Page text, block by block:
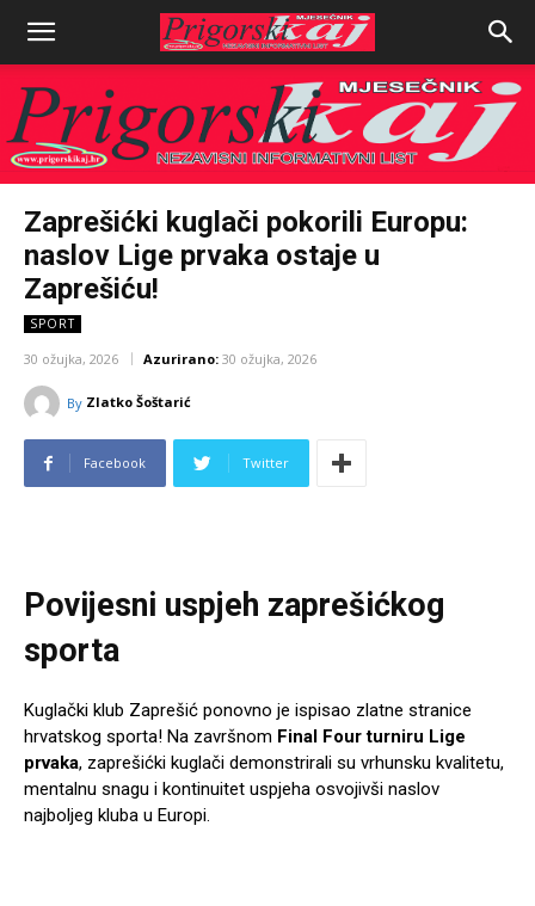
Zaprešićki kuglači pokorili Europu:
naslov Lige prvaka ostaje u
Zaprešiću!
SPORT
30 ožujka, 2026 Azurirano: 30 ožujka, 2026
By Zlatko Šoštarić
Facebook Twitter
Povijesni uspjeh zaprešićkog
sporta
Kuglački klub Zaprešić ponovno je ispisao zlatne stranice
hrvatskog sporta! Na završnom Final Four turniru Lige
prvaka, zaprešićki kuglači demonstrirali su vrhunsku kvalitetu,
mentalnu snagu i kontinuitet uspjeha osvojivši naslov
najboljeg kluba u Europi.